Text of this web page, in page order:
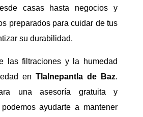
casas hasta negocios y
preparados para cuidar de tus
su durabilidad.
las filtraciones y la humedad
en Tlalnepantla de Baz.
una asesoría gratuita y
ayudarte a mantener